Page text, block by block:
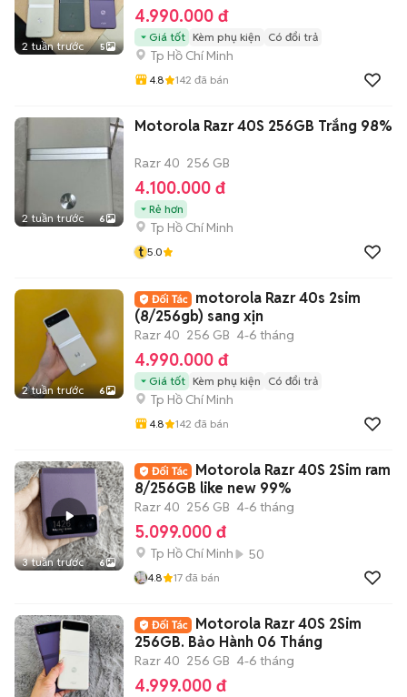
2 tuần trước 5
4.990.000 đ
Giá tốt Kèm phụ kiện Có đổi trả
Tp Hồ Chí Minh
4.8 142 đã bán
2 tuần trước 6
Motorola Razr 40S 256GB Trắng 98%
Razr 40 256 GB
4.100.000 đ
Rẻ hơn
Tp Hồ Chí Minh
t 5.0
2 tuần trước 6
motorola Razr 40s 2sim
(8/256gb) sang xịn
Razr 40 256 GB 4-6 tháng
4.990.000 đ
Giá tốt Kèm phụ kiện Có đổi trả
Tp Hồ Chí Minh
4.8 142 đã bán
3 tuần trước 6
Motorola Razr 40S 2Sim ram
8/256GB like new 99%
Razr 40 256 GB 4-6 tháng
5.099.000 đ
Tp Hồ Chí Minh 50
4.8 17 đã bán
Motorola Razr 40S 2Sim
256GB. Bảo Hành 06 Tháng
Razr 40 256 GB 4-6 tháng
4.999.000 đ